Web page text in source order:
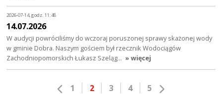
2026-07-14, godz. 11:48
14.07.2026
W audycji powróciliśmy do wczoraj poruszonej sprawy skażonej wody
w gminie Dobra. Naszym gościem był rzecznik Wodociągów
Zachodniopomorskich Łukasz Szeląg… » więcej
1 2 3 4 5